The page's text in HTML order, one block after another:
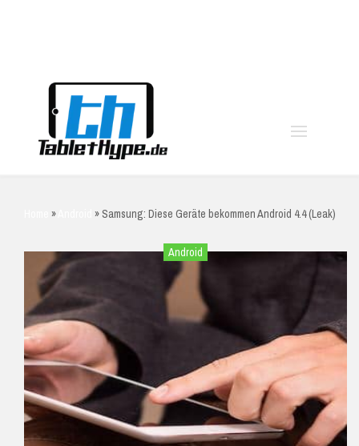
» » Samsung: Diese Geräte bekommen Android 4.4 (Leak)
Android